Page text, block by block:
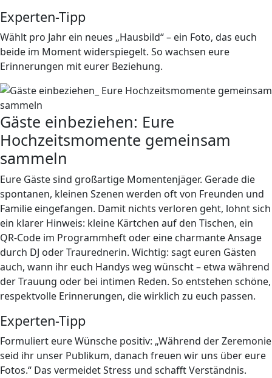
Experten-Tipp
Wählt pro Jahr ein neues „Hausbild“ – ein Foto, das euch
beide im Moment widerspiegelt. So wachsen eure
Erinnerungen mit eurer Beziehung.
Gäste einbeziehen: Eure
Hochzeitsmomente gemeinsam
sammeln
Eure Gäste sind großartige Momentenjäger. Gerade die
spontanen, kleinen Szenen werden oft von Freunden und
Familie eingefangen. Damit nichts verloren geht, lohnt sich
ein klarer Hinweis: kleine Kärtchen auf den Tischen, ein
QR-Code im Programmheft oder eine charmante Ansage
durch DJ oder Traurednerin. Wichtig: sagt euren Gästen
auch, wann ihr euch Handys weg wünscht – etwa während
der Trauung oder bei intimen Reden. So entstehen schöne,
respektvolle Erinnerungen, die wirklich zu euch passen.
Experten-Tipp
Formuliert eure Wünsche positiv: „Während der Zeremonie
seid ihr unser Publikum, danach freuen wir uns über eure
Fotos.“ Das vermeidet Stress und schafft Verständnis.